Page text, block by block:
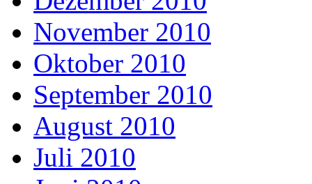
November 2010
Oktober 2010
September 2010
August 2010
Juli 2010